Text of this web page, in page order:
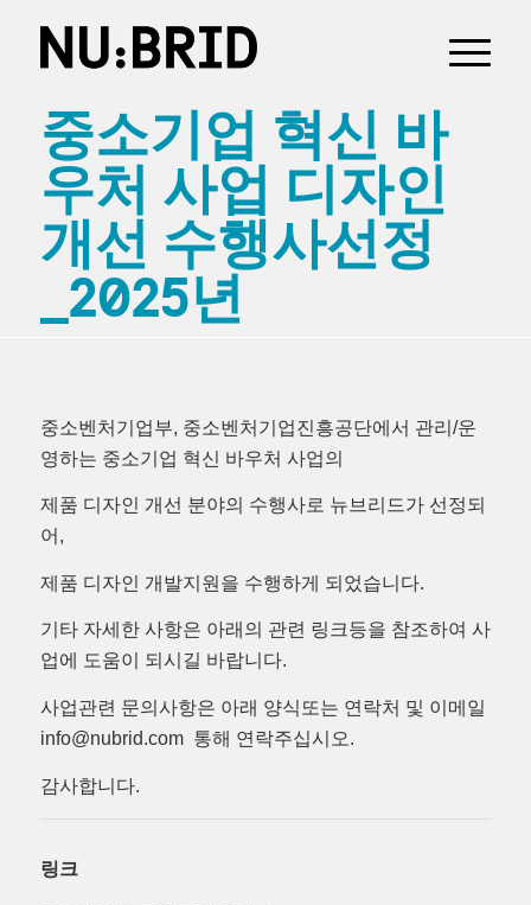
중소기업 혁신 바
우처 사업 디자인
개선 수행사선정
_2025년
중소벤처기업부, 중소벤처기업진흥공단에서 관리/운
영하는 중소기업 혁신 바우처 사업의
제품 디자인 개선 분야의 수행사로 뉴브리드가 선정되
어,
제품 디자인 개발지원을 수행하게 되었습니다.
기타 자세한 사항은 아래의 관련 링크등을 참조하여 사
업에 도움이 되시길 바랍니다.
사업관련 문의사항은 아래 양식또는 연락처 및 이메일
info@nubrid.com 통해 연락주십시오.
감사합니다.
링크